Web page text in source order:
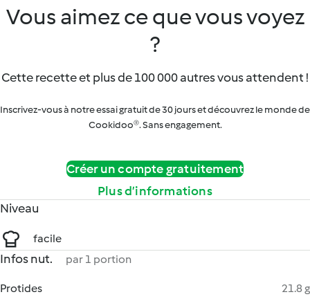
Vous aimez ce que vous voyez
?
Cette recette et plus de 100 000 autres vous attendent !
Inscrivez-vous à notre essai gratuit de 30 jours et découvrez le monde de
Cookidoo®. Sans engagement.
Créer un compte gratuitement
Plus d’informations
Niveau
facile
Infos nut. par 1 portion
Protides
21.8 g